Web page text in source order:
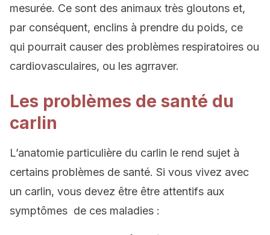
mesurée. Ce sont des animaux très gloutons et,
par conséquent, enclins à prendre du poids, ce
qui pourrait causer des problèmes respiratoires ou
cardiovasculaires, ou les agrraver.
Les problèmes de santé du
carlin
L’anatomie particulière du carlin le rend sujet à
certains problèmes de santé. Si vous vivez avec
un carlin, vous devez être être attentifs aux
symptômes de ces maladies :